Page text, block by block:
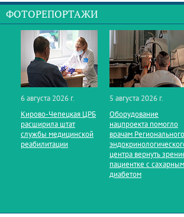
ФОТОРЕПОРТАЖИ
6 августа 2026 г.
Кирово‑Чепецкая ЦРБ
расширила штат
службы медицинской
реабилитации
5 августа 2026 г.
Оборудование
нацпроекта помогло
врачам Регионального
центра вернуть
пациентке с сахарным
диабетом